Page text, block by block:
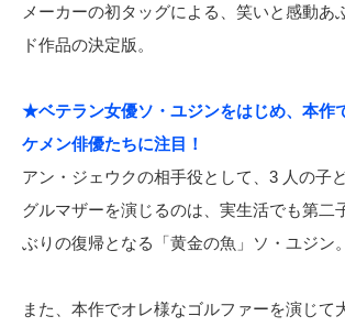
メーカーの初タッグによる、笑いと感動あ
ド作品の決定版。
★ベテラン女優ソ・ユジンをはじめ、本作
ケメン俳優たちに注目！
アン・ジェウクの相手役として、3 人の子
グルマザーを演じるのは、実生活でも第二
ぶりの復帰となる「黄金の魚」ソ・ユジン。
また、本作でオレ様なゴルファーを演じて